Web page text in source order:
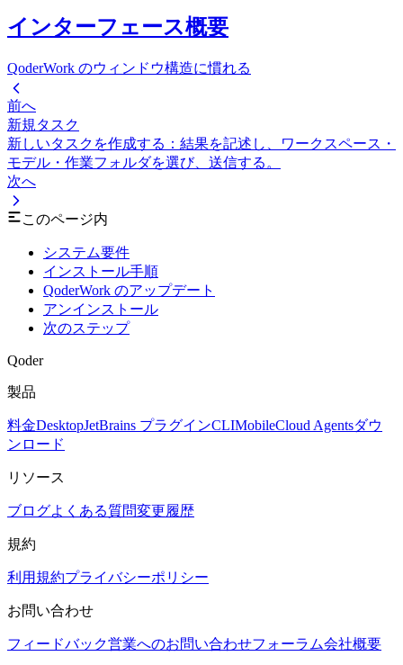
インターフェース概要
QoderWork のウィンドウ構造に慣れる
前へ
新規タスク
新しいタスクを作成する：結果を記述し、ワークスペース・
モデル・作業フォルダを選び、送信する。
次へ
このページ内
システム要件
インストール手順
QoderWork のアップデート
アンインストール
次のステップ
Qoder
製品
料金DesktopJetBrains プラグインCLIMobileCloud Agentsダウ
ンロード
リソース
ブログよくある質問変更履歴
規約
利用規約プライバシーポリシー
お問い合わせ
フィードバック営業へのお問い合わせフォーラム会社概要